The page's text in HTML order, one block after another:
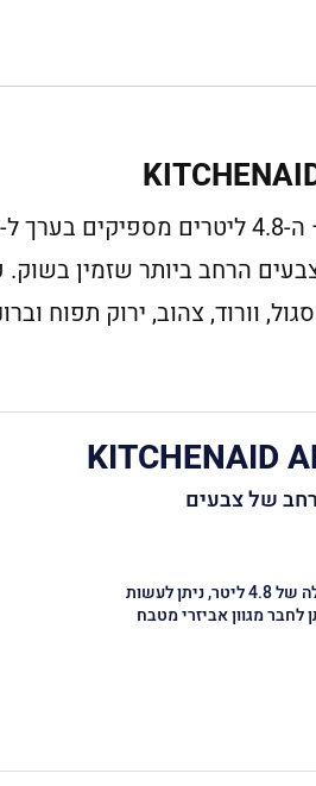
הרחב ביותר שזמין
קלאסי וסגול, וורוד, צהוב, ירוק תפוח
KITCHENAID
רחב של צבעים
זמין ב-15 צבעים שונים, קיבולת גדולה של 4.8 ליטר, ניתן לעשות
לחבר מגוון אביזרי מטבח